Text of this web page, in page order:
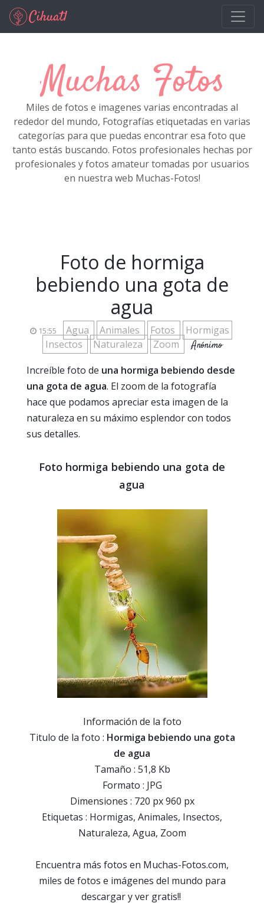
Ir al contenido principal
Muchas Fotos
Miles de fotos e imagenes varias encontradas al
rededor del mundo, Fotografías etiquetadas en varias
categorías para que puedas encontrar esa foto que
tanto estás buscando. Fotos profesionales hechas por
profesionales y fotos amateur tomadas por usuarios
en nuestra web Muchas-Fotos!
Foto de hormiga
bebiendo una gota de
agua
15:55 Agua Animales Fotos
Hormigas
Insectos
Naturaleza Zoom Anónimo
Increíble foto de una hormiga bebiendo desde
una gota de agua. El zoom de la fotografía
hace que podamos apreciar esta imagen de la
naturaleza en su máximo esplendor con todos
sus detalles.
Foto hormiga bebiendo una gota de
agua
Información de la foto
Titulo de la foto : Hormiga bebiendo una gota
de agua
Tamaño : 51,8 Kb
Formato : JPG
Dimensiones : 720 px 960 px
Etiquetas : Hormigas, Animales, Insectos,
Naturaleza, Agua, Zoom
Encuentra más fotos en Muchas-Fotos.com,
miles de fotos e imágenes del mundo para
descargar y ver gratis!!